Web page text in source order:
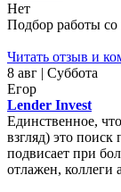
Нет
Подбор работы со
Читать отзыв и
8 авг | Суббота
Егор
Lender Invest
Единственное,
взгляд) это
подвисает при
отлажен, коллеги